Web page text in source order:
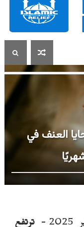
العنف في
ترتفع